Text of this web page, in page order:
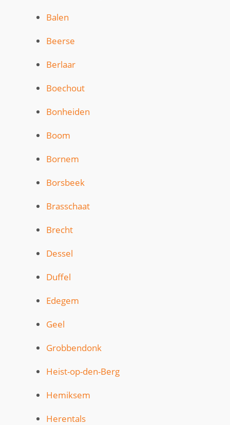
Balen
Beerse
Berlaar
Boechout
Bonheiden
Boom
Bornem
Borsbeek
Brasschaat
Brecht
Dessel
Duffel
Edegem
Geel
Grobbendonk
Heist-op-den-Berg
Hemiksem
Herentals